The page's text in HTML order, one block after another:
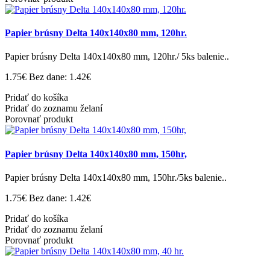
Papier brúsny Delta 140x140x80 mm, 120hr.
Papier brúsny Delta 140x140x80 mm, 120hr./ 5ks balenie..
1.75€ Bez dane: 1.42€
Pridať do košíka
Pridať do zoznamu želaní
Porovnať produkt
Papier brúsny Delta 140x140x80 mm, 150hr,
Papier brúsny Delta 140x140x80 mm, 150hr./5ks balenie..
1.75€ Bez dane: 1.42€
Pridať do košíka
Pridať do zoznamu želaní
Porovnať produkt